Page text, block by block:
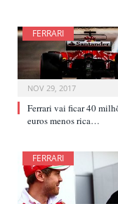
FERRARI
NOV 29, 2017
Ferrari vai ficar 40
euros menos rica…
FERRARI